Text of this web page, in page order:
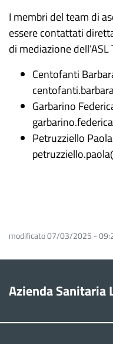
I membri del team di
essere contattati
di mediazione
Centofanti
Garbarino
Petruzziello
modificato 07/03/2025 -
Azienda Sanitaria